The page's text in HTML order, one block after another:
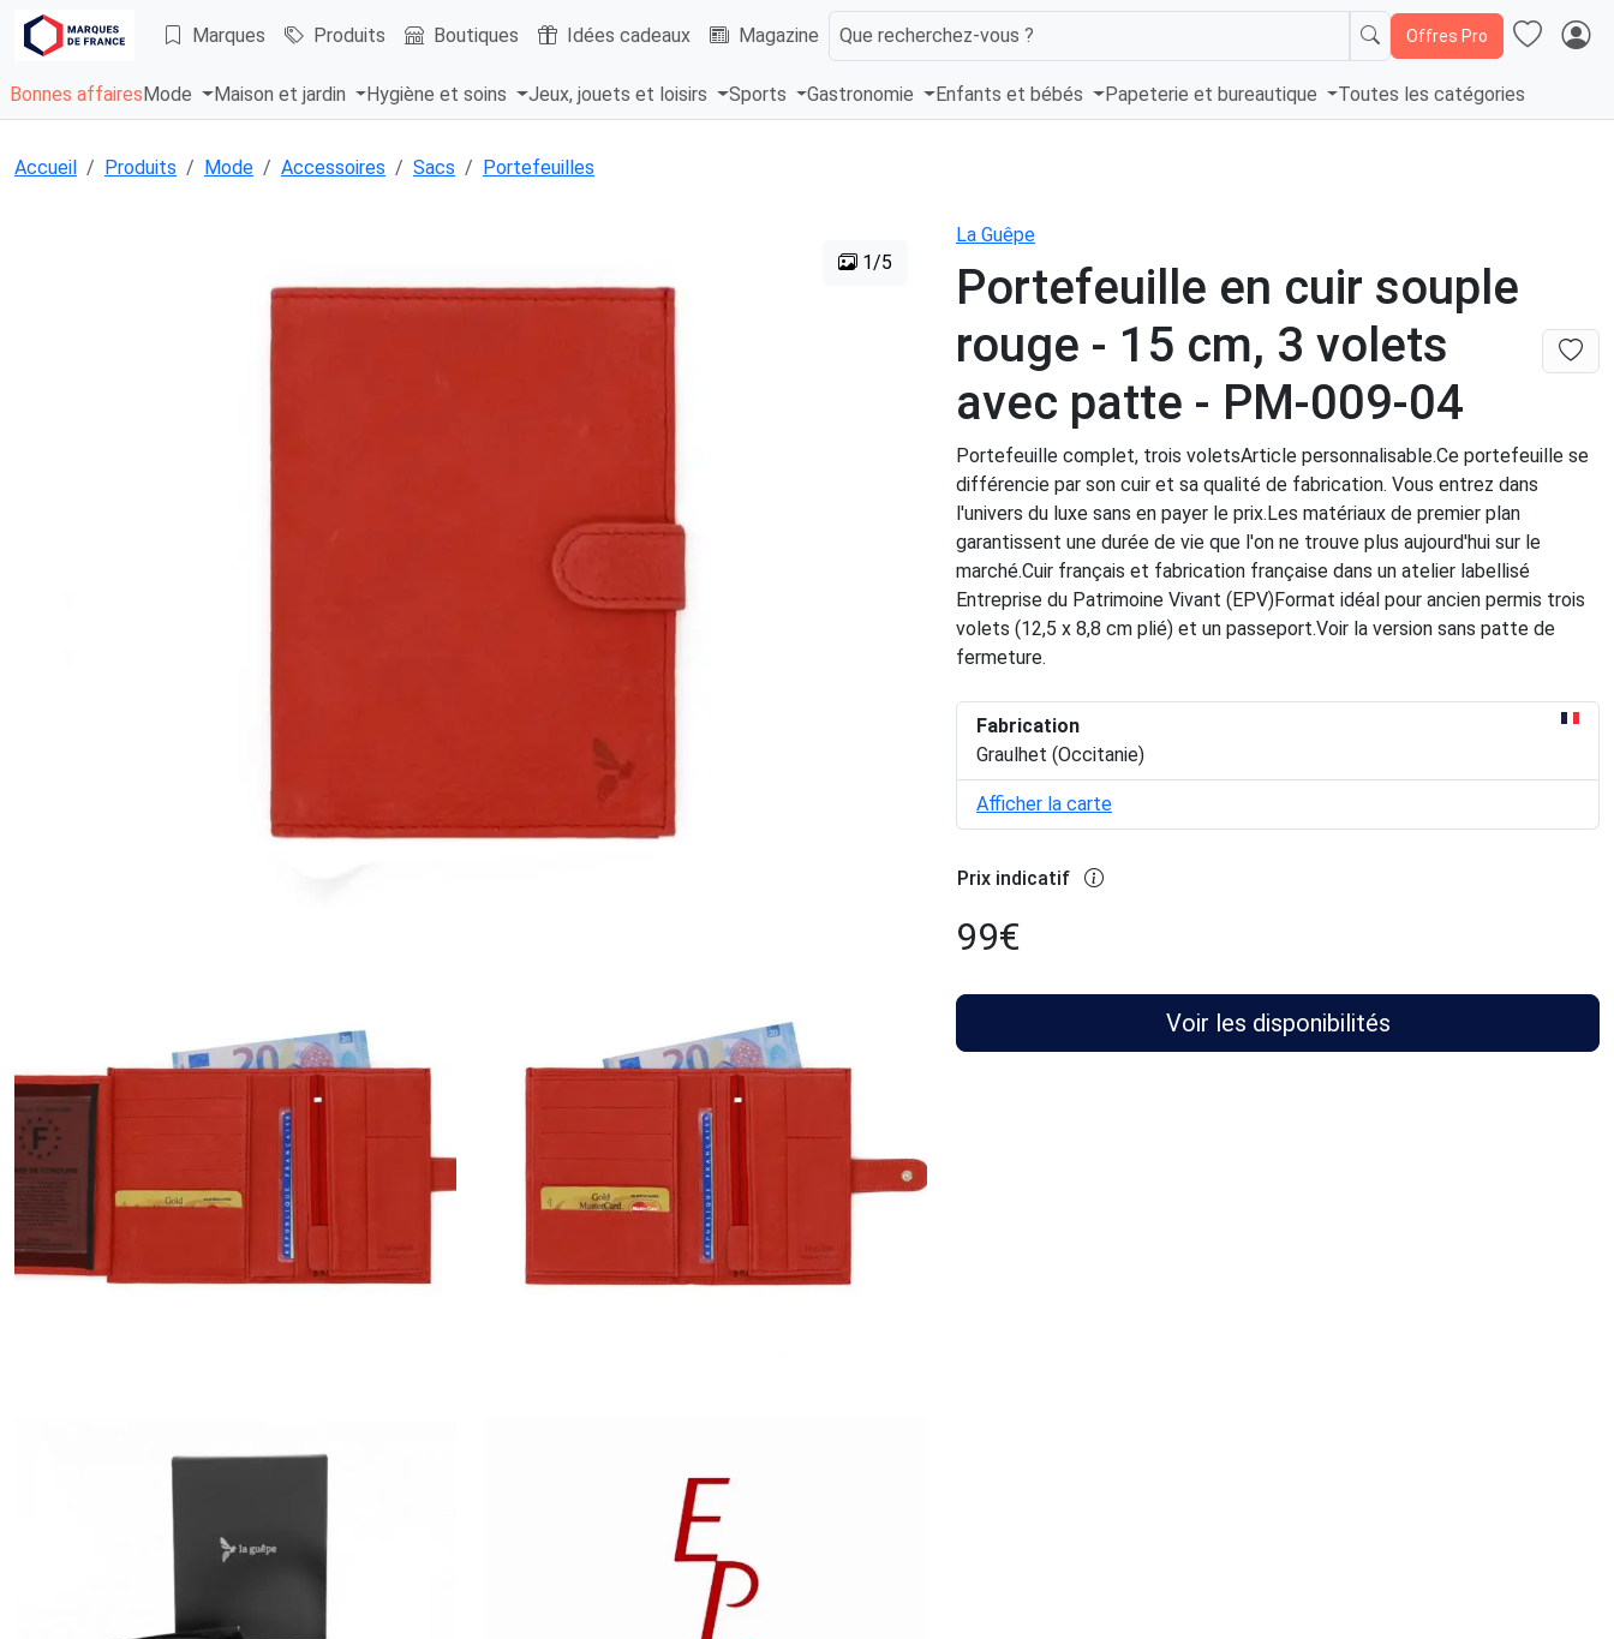
Marques Produits Boutiques Idées cadeaux Magazine Que recherchez-vous ? Offres Pro
Bonnes affaires Mode Maison et jardin Hygiène et soins Jeux, jouets et loisirs Sports Gastronomie Enfants et bébés Papeterie et bureautique Toutes les catégories
Accueil Produits Mode Accessoires Sacs Portefeuilles
1/5
La Guêpe
Portefeuille en cuir souple
rouge - 15 cm, 3 volets
avec patte - PM-009-04
Portefeuille complet, trois voletsArticle personnalisable.Ce portefeuille se
différencie par son cuir et sa qualité de fabrication. Vous entrez dans
l'univers du luxe sans en payer le prix.Les matériaux de premier plan
garantissent une durée de vie que l'on ne trouve plus aujourd'hui sur le
marché.Cuir français et fabrication française dans un atelier labellisé
Entreprise du Patrimoine Vivant (EPV)Format idéal pour ancien permis trois
volets (12,5 x 8,8 cm plié) et un passeport.Voir la version sans patte de
fermeture.
Fabrication
Graulhet (Occitanie)
Afficher la carte
Prix indicatif
99€
Voir les disponibilités